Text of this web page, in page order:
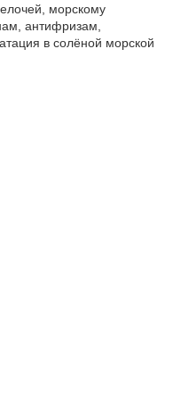
морскому
антифризам,
в солёной морской